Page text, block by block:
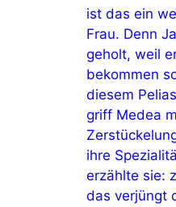
ist das ein
Frau. Denn
geholt, weil
bekommen
diesem
griff Medea
ihre
erzählte sie:
das verjüngt